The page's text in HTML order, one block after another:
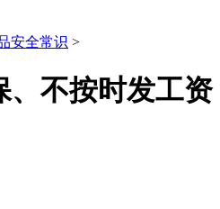
安全常识 >
、不按时发工资